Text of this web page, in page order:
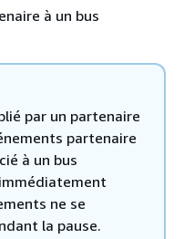
à un bus
par un partenaire
partenaire
à un bus
ne se
la pause.